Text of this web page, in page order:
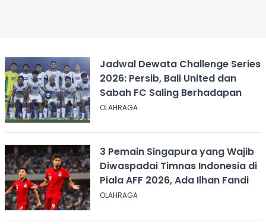
Jadwal Dewata Challenge Series
2026: Persib, Bali United dan
Sabah FC Saling Berhadapan
OLAHRAGA
3 Pemain Singapura yang Wajib
Diwaspadai Timnas Indonesia di
Piala AFF 2026, Ada Ilhan Fandi
OLAHRAGA